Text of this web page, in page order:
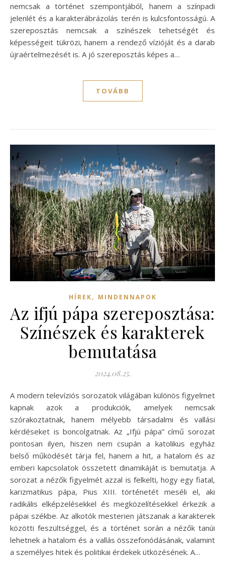
nemcsak a történet szempontjából, hanem a színpadi
jelenlét és a karakterábrázolás terén is kulcsfontosságú. A
szereposztás nemcsak a színészek tehetségét és
képességeit tükrözi, hanem a rendező vízióját és a darab
újraértelmezését is. A jó szereposztás képes a…
TOVÁBB
HÍREK, MINDENNAPOK
Az ifjú pápa szereposztása:
Színészek és karakterek
bemutatása
2024.08.25.
A modern televíziós sorozatok világában különös figyelmet
kapnak azok a produkciók, amelyek nemcsak
szórakoztatnak, hanem mélyebb társadalmi és vallási
kérdéseket is boncolgatnak. Az „Ifjú pápa” című sorozat
pontosan ilyen, hiszen nem csupán a katolikus egyház
belső működését tárja fel, hanem a hit, a hatalom és az
emberi kapcsolatok összetett dinamikáját is bemutatja. A
sorozat a nézők figyelmét azzal is felkelti, hogy egy fiatal,
karizmatikus pápa, Pius XIII. történetét meséli el, aki
radikális elképzelésekkel és megközelítésekkel érkezik a
pápai székbe. Az alkotók mesterien játszanak a karakterek
közötti feszültséggel, és a történet során a nézők tanúi
lehetnek a hatalom és a vallás összefonódásának, valamint
a személyes hitek és politikai érdekek ütközésének. A…